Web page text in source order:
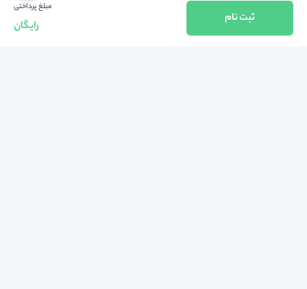
مبلغ پرداختی
رایگان
ثبت نام